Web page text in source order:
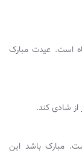
است. عیدت مبارک
مبارک باشد این